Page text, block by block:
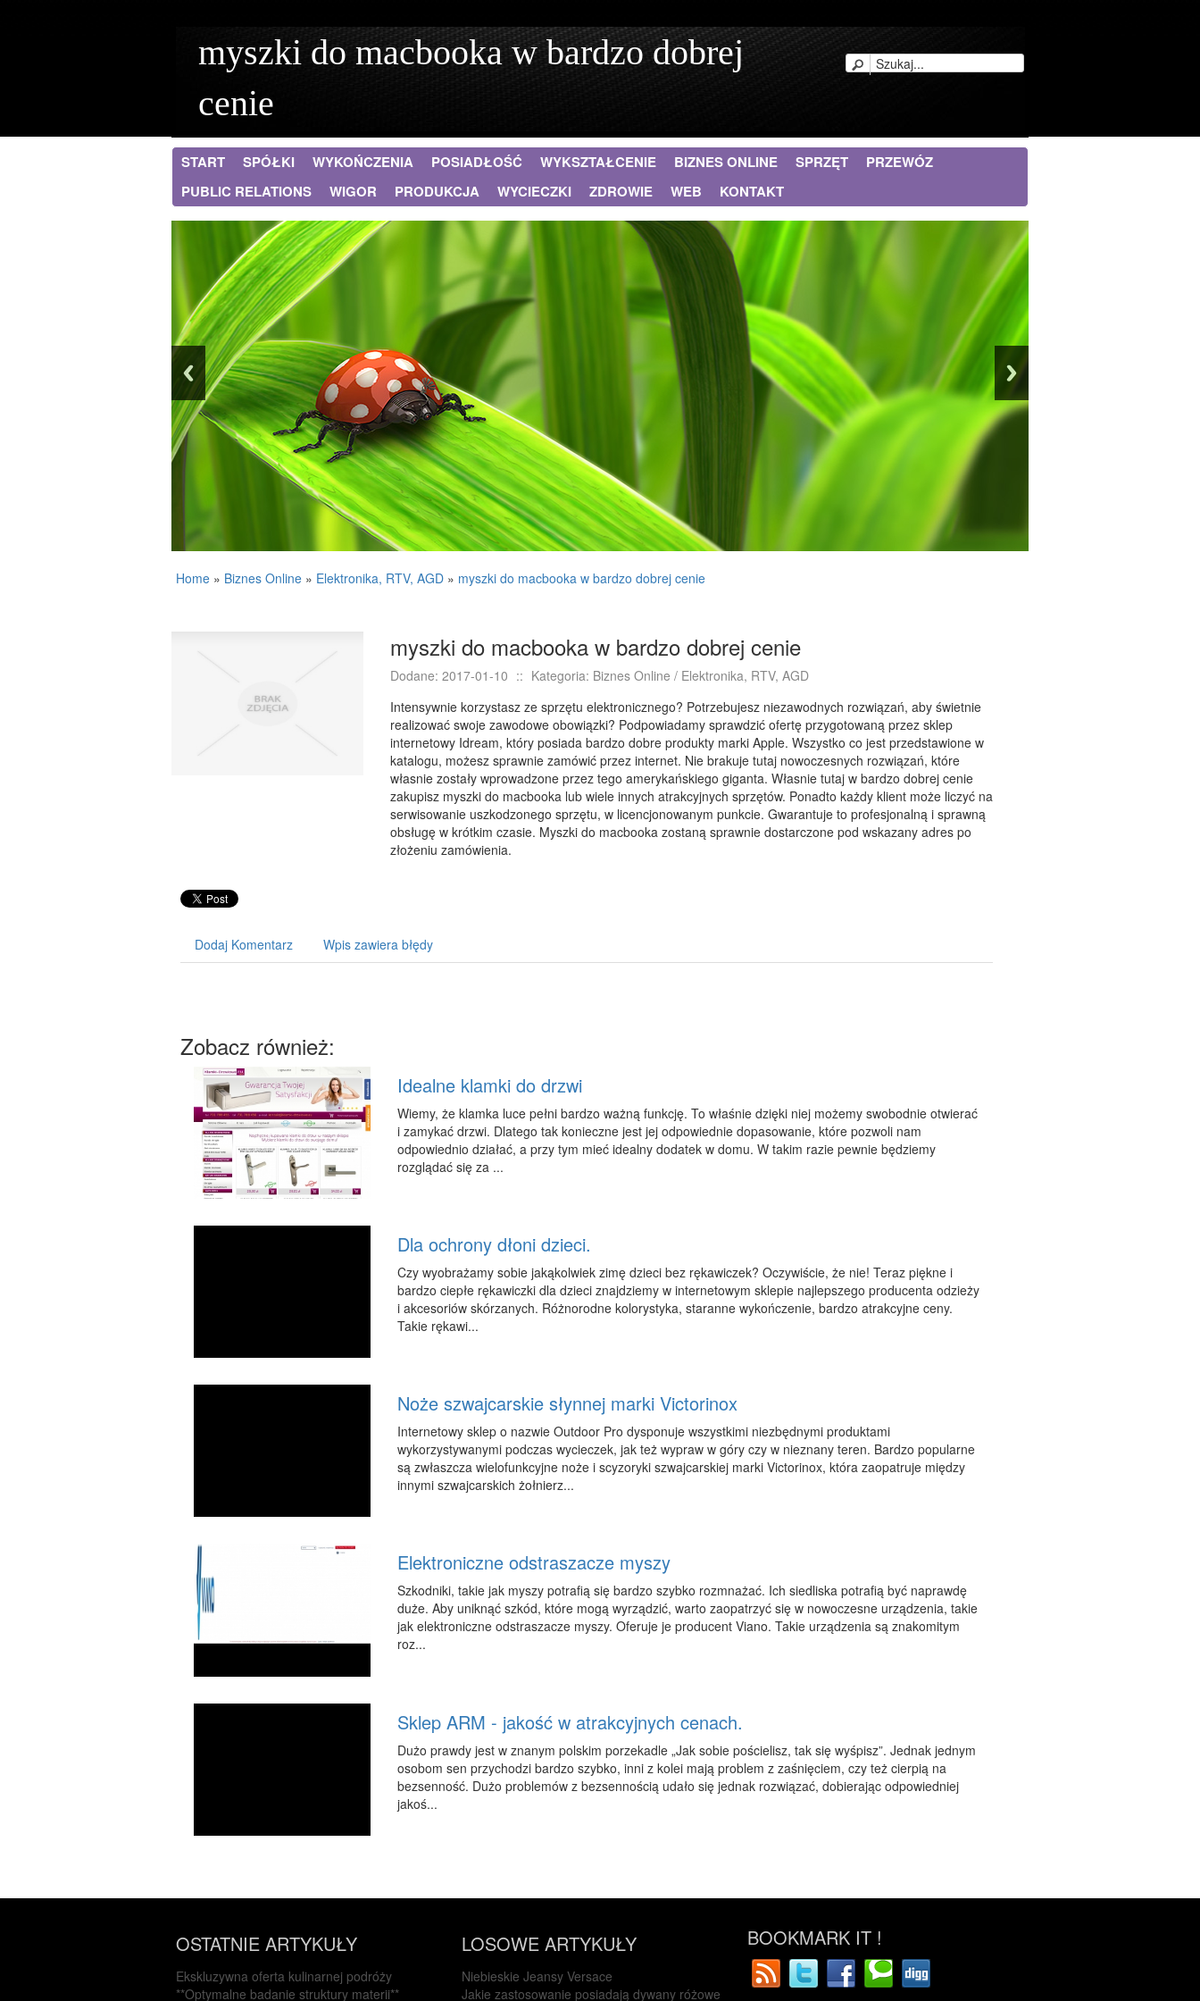
myszki do macbooka w bardzo dobrej
cenie
START SPÓŁKI WYKOŃCZENIA POSIADŁOŚĆ WYKSZTAŁCENIE BIZNES ONLINE SPRZĘT
PRZEWÓZ
PUBLIC RELATIONS
WIGOR PRODUKCJA WYCIECZKI ZDROWIE WEB KONTAKT
Home » Biznes Online » Elektronika, RTV, AGD » myszki do macbooka w bardzo dobrej cenie
myszki do macbooka w bardzo dobrej cenie
Dodane: 2017-01-10 :: Kategoria: Biznes Online / Elektronika, RTV, AGD
Intensywnie korzystasz ze sprzętu elektronicznego? Potrzebujesz niezawodnych rozwiązań, aby świetnie
realizować swoje zawodowe obowiązki? Podpowiadamy sprawdzić ofertę przygotowaną przez sklep
internetowy Idream, który posiada bardzo dobre produkty marki Apple. Wszystko co jest przedstawione w
katalogu, możesz sprawnie zamówić przez internet. Nie brakuje tutaj nowoczesnych rozwiązań, które
własnie zostały wprowadzone przez tego amerykańskiego giganta. Własnie tutaj w bardzo dobrej cenie
zakupisz myszki do macbooka lub wiele innych atrakcyjnych sprzętów. Ponadto każdy klient może liczyć na
serwisowanie uszkodzonego sprzętu, w licencjonowanym punkcie. Gwarantuje to profesjonalną i sprawną
obsługę w krótkim czasie. Myszki do macbooka zostaną sprawnie dostarczone pod wskazany adres po
złożeniu zamówienia.
Dodaj Komentarz Wpis zawiera błędy
Zobacz również:
Idealne klamki do drzwi
Wiemy, że klamka luce pełni bardzo ważną funkcję. To właśnie dzięki niej możemy swobodnie otwierać
i zamykać drzwi. Dlatego tak konieczne jest jej odpowiednie dopasowanie, które pozwoli nam
odpowiednio działać, a przy tym mieć idealny dodatek w domu. W takim razie pewnie będziemy
rozglądać się za ...
Dla ochrony dłoni dzieci.
Czy wyobrażamy sobie jakąkolwiek zimę dzieci bez rękawiczek? Oczywiście, że nie! Teraz piękne i
bardzo ciepłe rękawiczki dla dzieci znajdziemy w internetowym sklepie najlepszego producenta odzieży
i akcesoriów skórzanych. Różnorodne kolorystyka, staranne wykończenie, bardzo atrakcyjne ceny.
Takie rękawi...
Noże szwajcarskie słynnej marki Victorinox
Internetowy sklep o nazwie Outdoor Pro dysponuje wszystkimi niezbędnymi produktami
wykorzystywanymi podczas wycieczek, jak też wypraw w góry czy w nieznany teren. Bardzo popularne
są zwłaszcza wielofunkcyjne noże i scyzoryki szwajcarskiej marki Victorinox, która zaopatruje między
innymi szwajcarskich żołnierz...
Elektroniczne odstraszacze myszy
Szkodniki, takie jak myszy potrafią się bardzo szybko rozmnażać. Ich siedliska potrafią być naprawdę
duże. Aby uniknąć szkód, które mogą wyrządzić, warto zaopatrzyć się w nowoczesne urządzenia, takie
jak elektroniczne odstraszacze myszy. Oferuje je producent Viano. Takie urządzenia są znakomitym
roz...
Sklep ARM - jakość w atrakcyjnych cenach.
Dużo prawdy jest w znanym polskim porzekadle „Jak sobie pościelisz, tak się wyśpisz”. Jednak jednym
osobom sen przychodzi bardzo szybko, inni z kolei mają problem z zaśnięciem, czy też cierpią na
bezsenność. Dużo problemów z bezsennością udało się jednak rozwiązać, dobierając odpowiedniej
jakoś...
OSTATNIE ARTYKUŁY
Ekskluzywna oferta kulinarnej podróży
**Optymalne badanie struktury materii**
LOSOWE ARTYKUŁY
Niebieskie Jeansy Versace
Jakie zastosowanie posiadają dywany różowe
BOOKMARK IT !